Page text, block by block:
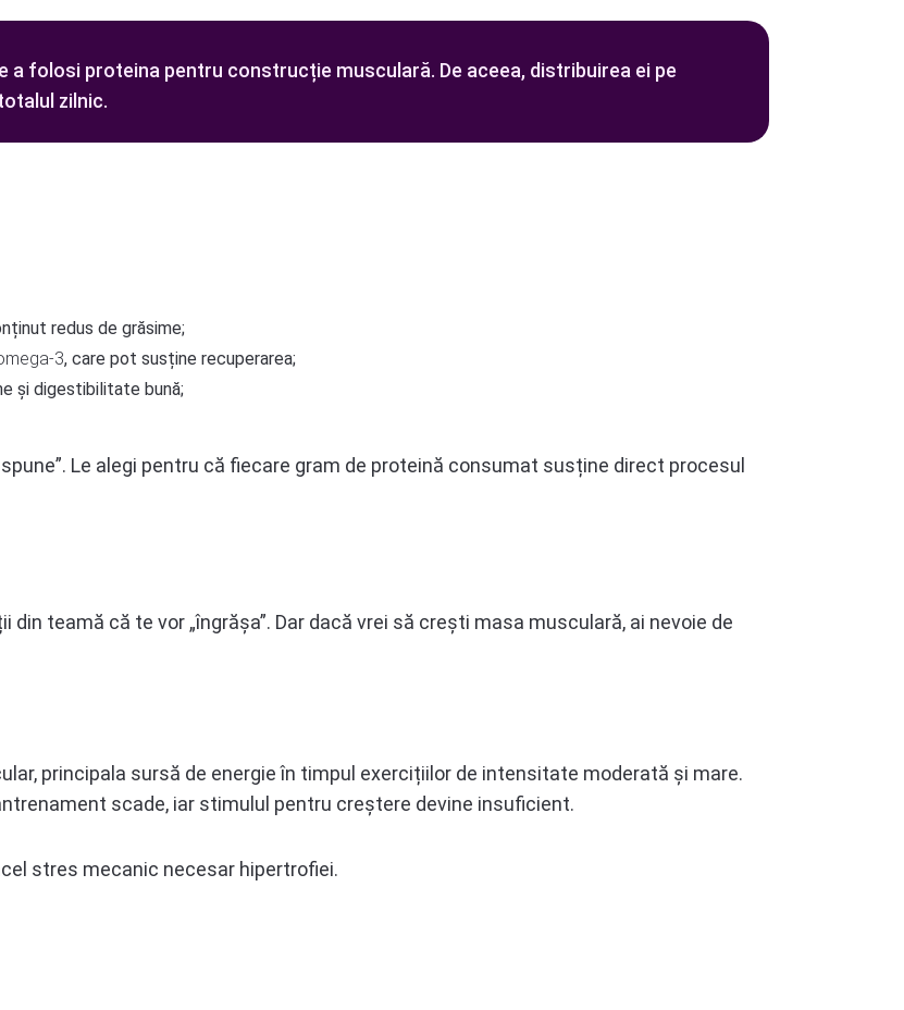
folosi proteina pentru construcție musculară. De aceea, distribuirea ei pe
zilnic.
redus de grăsime;
3, care pot susține recuperarea;
și digestibilitate bună;
Le alegi pentru că fiecare gram de proteină consumat susține direct procesul
teamă că te vor „îngrășa”. Dar dacă vrei să crești masa musculară, ai nevoie de
principala sursă de energie în timpul exercițiilor de intensitate moderată și mare.
scade, iar stimulul pentru creștere devine insuficient.
stres mecanic necesar hipertrofiei.